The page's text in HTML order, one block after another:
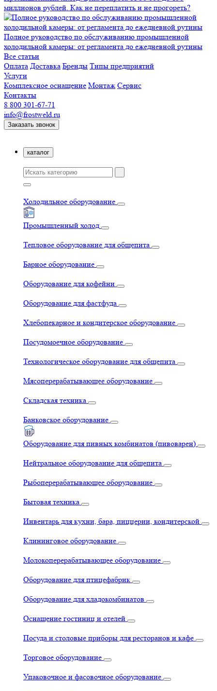
миллионов рублей. Как не переплатить и не прогореть?
Полное руководство по обслуживанию промышленной
холодильной камеры: от регламента до ежедневной рутины
Все статьи
Оплата Доставка Бренды Типы предприятий
Услуги
Комплексное оснащение Монтаж Сервис
Контакты
8 800 301-67-71
info@frostweld.ru
Заказать звонок
каталог
Холодильное оборудование
Промышленный холод
Тепловое оборудование для общепита
Барное оборудование
Оборудование для кофейни
Оборудование для фастфуда
Хлебопекарное и кондитерское оборудование
Посудомоечное оборудование
Технологическое оборудование для общепита
Мясоперерабатывающее оборудование
Складская техника
Банковское оборудование
Оборудование для пивных комбинатов (пивоварен)
Нейтральное оборудование для общепита
Рыбоперерабатывающее оборудование
Бытовая техника
Инвентарь для кухни, бара, пиццерии, кондитерской
Клининговое оборудование
Молокоперерабатывающее оборудование
Оборудование для птицефабрик
Оборудование для хладокомбинатов
Оснащение гостиниц и отелей
Посуда и столовые приборы для ресторанов и кафе
Торговое оборудование
Упаковочное и фасовочное оборудование